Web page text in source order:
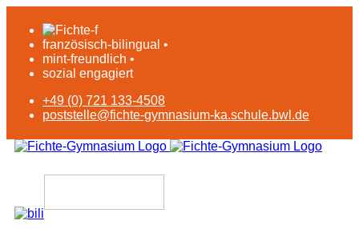
französisch-bilingual •
mint-freundlich •
sozial engagiert
+49 (0) 721 133-4508
poststelle@fichte-gymnasium-ka.schule.bwl.de